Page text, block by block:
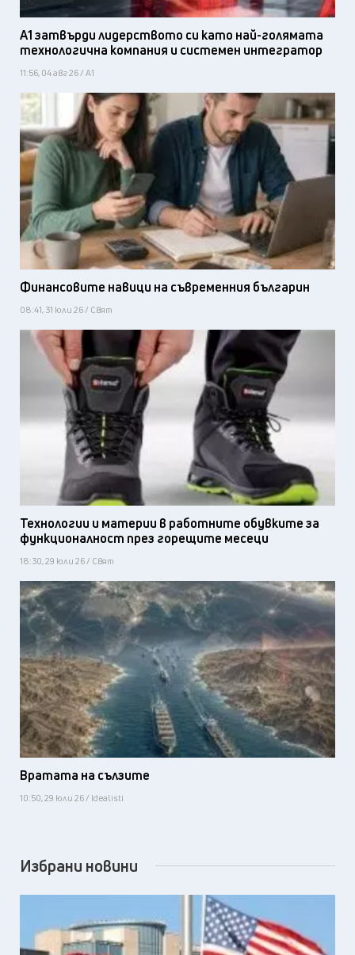
А1 затвърди лидерството си като най-голямата
технологична компания и системен интегратор
11:56, 04 авг 26 / А1
Финансовите навици на съвременния българин
08:41, 31 юли 26 / Свят
Технологии и материи в работните обувките за
функционалност през горещите месеци
18:30, 29 юли 26 / Свят
Вратата на сълзите
10:50, 29 юли 26 / Idealisti
Избрани новини